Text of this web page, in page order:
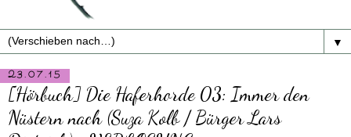
▼
23.07.15
[Hörbuch] Die Haferhorde 03: Immer den
Nüstern nach (Suza Kolb / Bürger Lars